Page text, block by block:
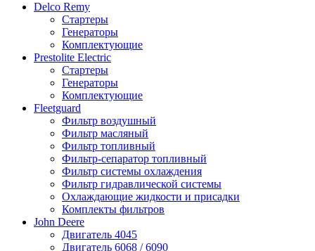
Delco Remy
Стартеры
Генераторы
Комплектующие
Prestolite Electric
Стартеры
Генераторы
Комплектующие
Fleetguard
Фильтр воздушный
Фильтр масляный
Фильтр топливный
Фильтр-сепаратор топливный
Фильтр системы охлаждения
Фильтр гидравлической системы
Охлаждающие жидкости и присадки
Комплекты фильтров
John Deere
Двигатель 4045
Двигатель 6068 / 6090